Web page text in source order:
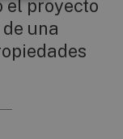
el proyecto
una